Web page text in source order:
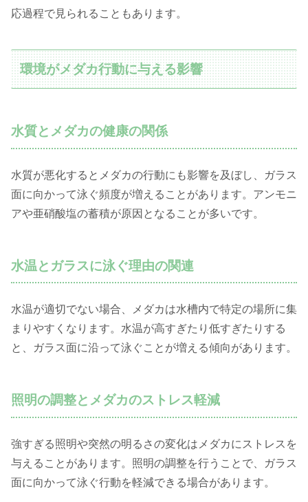
応過程で見られることもあります。
環境がメダカ行動に与える影響
水質とメダカの健康の関係
水質が悪化するとメダカの行動にも影響を及ぼし、ガラス
面に向かって泳ぐ頻度が増えることがあります。アンモニ
アや亜硝酸塩の蓄積が原因となることが多いです。
水温とガラスに泳ぐ理由の関連
水温が適切でない場合、メダカは水槽内で特定の場所に集
まりやすくなります。水温が高すぎたり低すぎたりする
と、ガラス面に沿って泳ぐことが増える傾向があります。
照明の調整とメダカのストレス軽減
強すぎる照明や突然の明るさの変化はメダカにストレスを
与えることがあります。照明の調整を行うことで、ガラス
面に向かって泳ぐ行動を軽減できる場合があります。